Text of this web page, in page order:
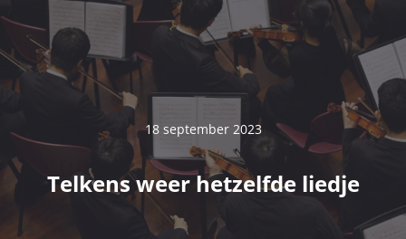
18 september 2023
Telkens weer hetzelfde liedje